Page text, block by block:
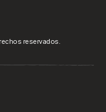
reservados.